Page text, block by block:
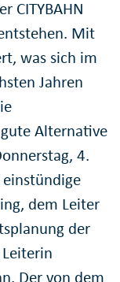
CITYBAHN
Mit
was sich im
Jahren
Alternative
4.
dem Leiter
der
Leiterin
Der von dem